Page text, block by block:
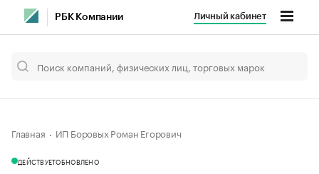
РБК Компании Личный кабинет
Главная ИП Боровых Роман Егорович
ДЕЙСТВУЕТОБНОВЛЕНО